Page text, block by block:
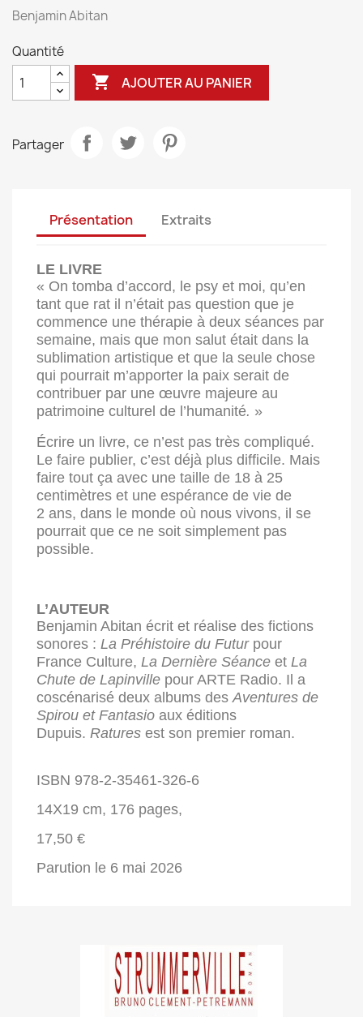
Benjamin Abitan
Quantité
 AJOUTER AU PANIER
Partager
Présentation Extraits
LE LIVRE
« On tomba d’accord, le psy et moi, qu’en
tant que rat il n’était pas question que je
commence une thérapie à deux séances par
semaine, mais que mon salut était dans la
sublimation artistique et que la seule chose
qui pourrait m’apporter la paix serait de
contribuer par une œuvre majeure au
patrimoine culturel de l’humanité. »
Écrire un livre, ce n’est pas très compliqué.
Le faire publier, c’est déjà plus difficile. Mais
faire tout ça avec une taille de 18 à 25
centimètres et une espérance de vie de
2 ans, dans le monde où nous vivons, il se
pourrait que ce ne soit simplement pas
possible.
L’AUTEUR
Benjamin Abitan écrit et réalise des fictions
sonores : La Préhistoire du Futurpour
France Culture, La Dernière Séance et La
Chute de Lapinville pour ARTE Radio. Il a
coscénarisé deux albums desAventures de
Spirou et Fantasio aux éditions
Dupuis. Ratures est son premier roman.
ISBN 978-2-35461-326-6
14X19 cm, 176 pages,
17,50 €
Parution le 6 mai 2026